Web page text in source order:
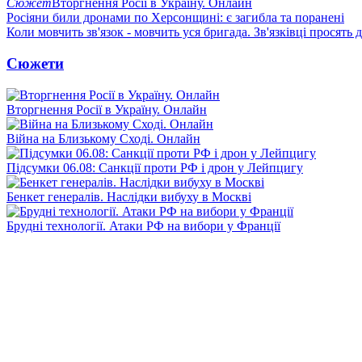
СюжетВторгнення Росії в Україну. Онлайн
Росіяни били дронами по Херсонщині: є загибла та поранені
Коли мовчить зв'язок - мовчить уся бригада. Зв'язківці просять
Сюжети
Вторгнення Росії в Україну. Онлайн
Війна на Близькому Сході. Онлайн
Підсумки 06.08: Санкції проти РФ і дрон у Лейпцигу
Бенкет генералів. Наслідки вибуху в Москві
Брудні технології. Атаки РФ на вибори у Франції